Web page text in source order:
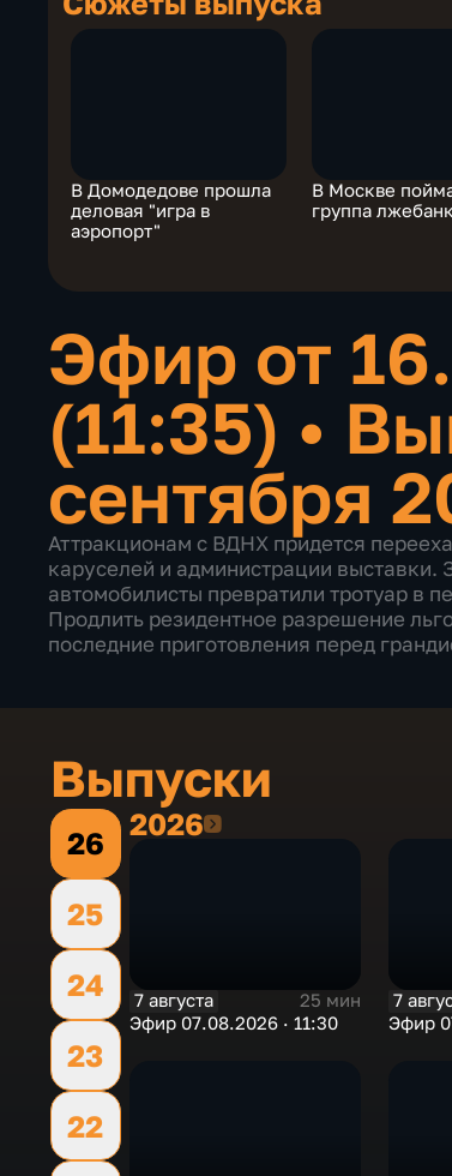
В Домодедове прошла
деловая "игра в
аэропорт"
В Москве
группа
Эфир от
(11:35) •
сентября
Аттракционам с ВДНХ придется
каруселей и администрации
автомобилисты превратили тротуар в
Продлить резидентное разрешение
последние приготовления перед
Выпуски
26
25
24
23
22
20262026
7 августа
25 мин
Эфир 07.08.2026 · 11:30
7
Эфир